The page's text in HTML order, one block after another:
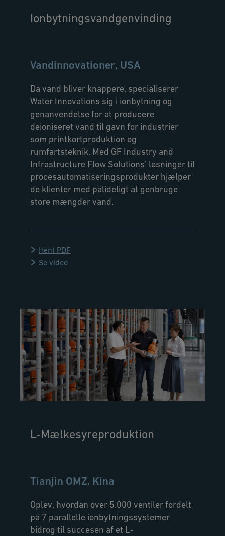
Ionbytningsvandgenvinding
Vandinnovationer, USA
Da vand bliver knappere, specialiserer
Water Innovations sig i ionbytning og
genanvendelse for at producere
deioniseret vand til gavn for industrier
som printkortproduktion og
rumfartsteknik. Med GF Industry and
Infrastructure Flow Solutions' løsninger til
procesautomatiseringsprodukter hjælper
de klienter med pålideligt at genbruge
store mængder vand.
Hent PDF
Se video
L-Mælkesyreproduktion
Tianjin OMZ, Kina
Oplev, hvordan over 5.000 ventiler fordelt
på 7 parallelle ionbytningssystemer
bidrog til succesen af et L-